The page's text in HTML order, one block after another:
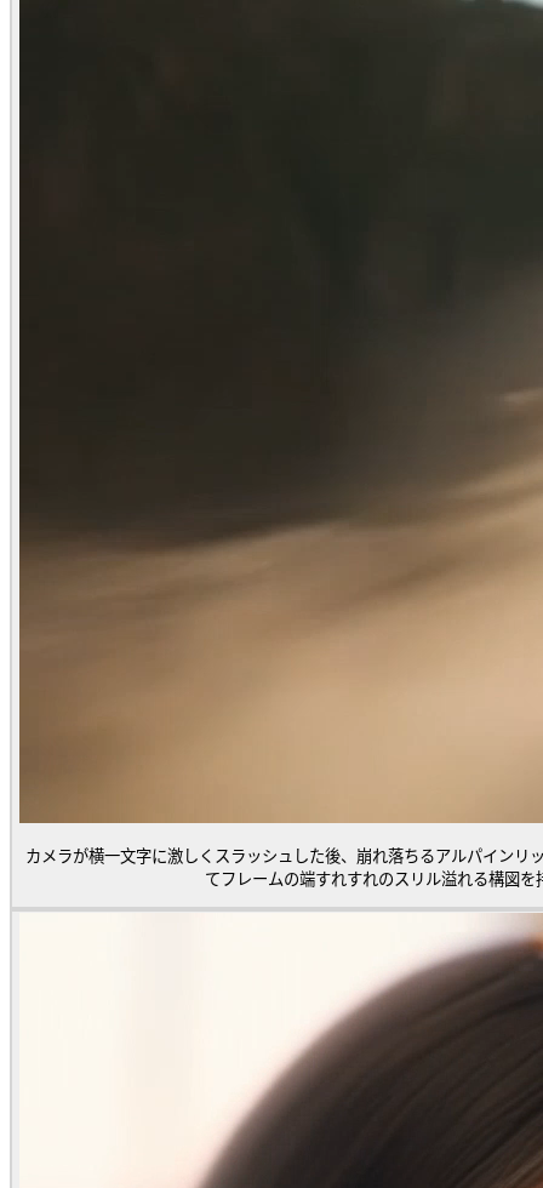
カメラが横一文字に激しくスラッシュした後、崩れ落ちるアルパイン
てフレームの端すれすれのスリル溢れる構図